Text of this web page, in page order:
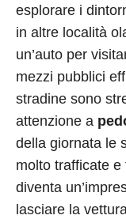
esplorare i
in altre località
un’auto per
mezzi pubblici
stradine sono
attenzione a
della giornata le
molto trafficate e
diventa
lasciare la